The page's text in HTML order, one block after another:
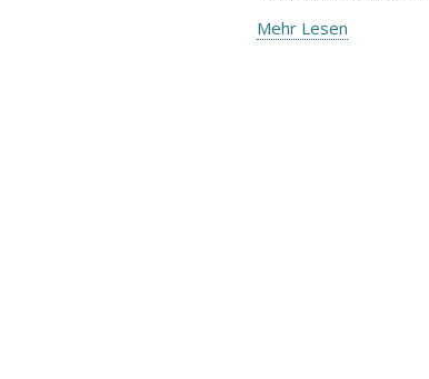
Mehr Lesen